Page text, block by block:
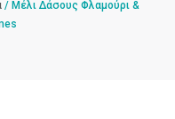
/ Μέλι Δάσους Φλαμούρι &